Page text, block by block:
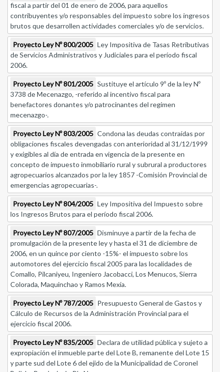
fiscal a partir del 01 de enero de 2006, para aquellos
contribuyentes y/o responsables del impuesto sobre los ingresos
brutos que desarrollen actividades comerciales y/o de servicios.
Proyecto Ley Nº 800/2005 Ley Impositiva de Tasas Retributivas
de Servicios Administrativos y Judiciales para el período fiscal
2006.
Proyecto Ley Nº 801/2005 Sustituye el artículo 9º de la ley Nº
3738 de Mecenazgo, -referido al incentivo fiscal para
benefactores donantes y/o patrocinantes del regimen
mecenazgo-.
Proyecto Ley Nº 803/2005 Condona las deudas contraídas por
obligaciones fiscales devengadas con anterioridad al 31/12/1999
y exigibles al día de entrada en vigencia de la presente en
concepto de impuesto inmobiliario rural y subrural a productores
agropecuarios alcanzados por la ley 1857 -Comisión Provincial de
emergencias agropecuarias-.
Proyecto Ley Nº 804/2005 Ley Impositiva del Impuesto sobre
los Ingresos Brutos para el período fiscal 2006.
Proyecto Ley Nº 807/2005 Disminuye a partir de la fecha de
promulgación de la presente ley y hasta el 31 de diciembre de
2006, en un quince por ciento -15%- el impuesto sobre los
automotores del ejercicio fiscal 2005 para las localidades de
Comallo, Pilcaniyeu, Ingeniero Jacobacci, Los Menucos, Sierra
Colorada, Maquinchao y Ramos Mexía.
Proyecto Ley Nº 787/2005 Presupuesto General de Gastos y
Cálculo de Recursos de la Administración Provincial para el
ejercicio fiscal 2006.
Proyecto Ley Nº 835/2005 Declara de utilidad pública y sujeto a
expropiación el inmueble parte del Lote B, remanente del Lote 15
y parte sud del Lote 6 del ejido de la Municipalidad de Coronel